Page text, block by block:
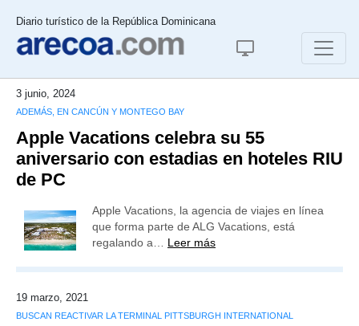
Diario turístico de la República Dominicana
3 junio, 2024
ADEMÁS, EN CANCÚN Y MONTEGO BAY
Apple Vacations celebra su 55
aniversario con estadias en hoteles RIU
de PC
Apple Vacations, la agencia de viajes en línea
que forma parte de ALG Vacations, está
regalando a… Leer más
19 marzo, 2021
BUSCAN REACTIVAR LA TERMINAL PITTSBURGH INTERNATIONAL